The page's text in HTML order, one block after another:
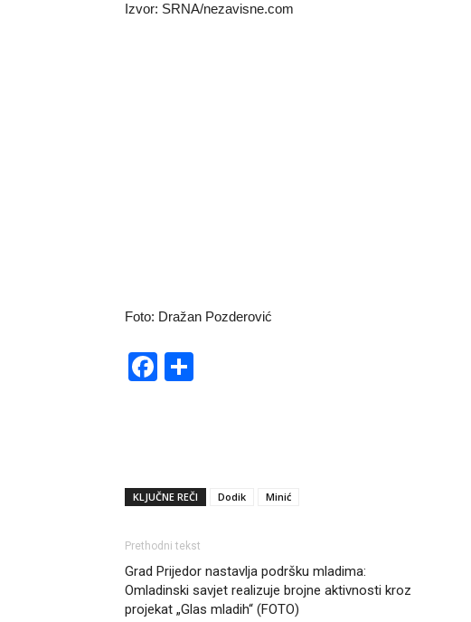
Izvor: SRNA/nezavisne.com
Foto: Dražan Pozderović
Facebook
KLJUČNE REČI Dodik Minić
Prethodni tekst
Grad Prijedor nastavlja podršku mladima:
Omladinski savjet realizuje brojne aktivnosti kroz
projekat „Glas mladih“ (FOTO)